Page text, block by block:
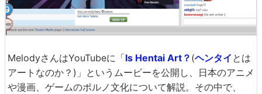
MelodyさんはYouTubeに「Is Hentai Art？ (ヘンタイ とは
アートなのか？)」というムービーを公開し、日本のアニメ
や漫画、ゲームのポルノ文化について解説。その中で、